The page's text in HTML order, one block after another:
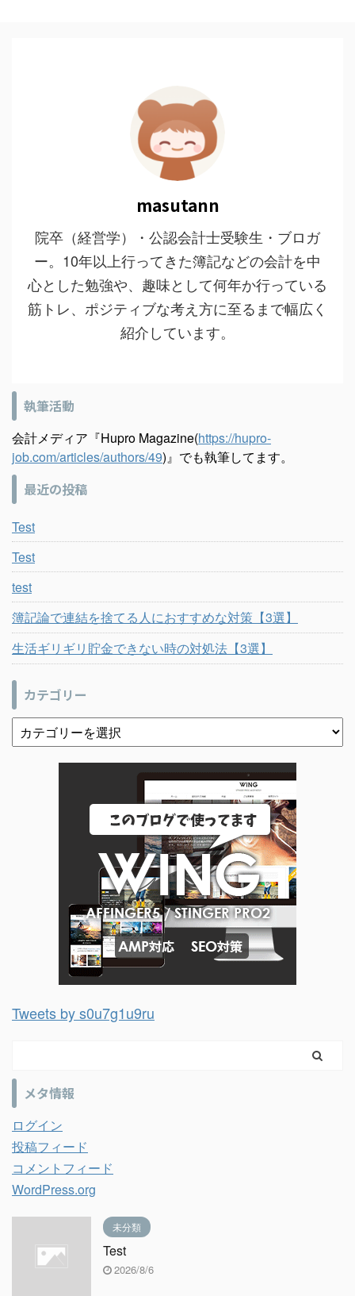
masutann
院卒（経営学）・公認会計士受験生・ブロガ
ー。10年以上行ってきた簿記などの会計を中
心とした勉強や、趣味として何年か行っている
筋トレ、ポジティブな考え方に至るまで幅広く
紹介しています。
執筆活動
会計メディア『Hupro Magazine(https://hupro-
job.com/articles/authors/49)』でも執筆してます。
最近の投稿
Test
Test
test
簿記論で連結を捨てる人におすすめな対策【3選】
生活ギリギリ貯金できない時の対処法【3選】
カテゴリー
Tweets by s0u7g1u9ru
メタ情報
ログイン
投稿フィード
コメントフィード
WordPress.org
未分類
Test
2026/8/6